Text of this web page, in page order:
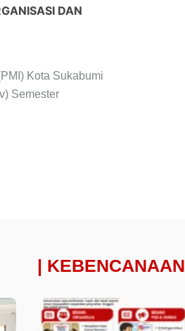
DAN
Kota Sukabumi
Semester
| KEBENCANAAN